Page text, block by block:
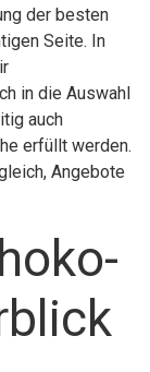
der besten
Seite. In
in die Auswahl
auch
erfüllt werden.
Angebote